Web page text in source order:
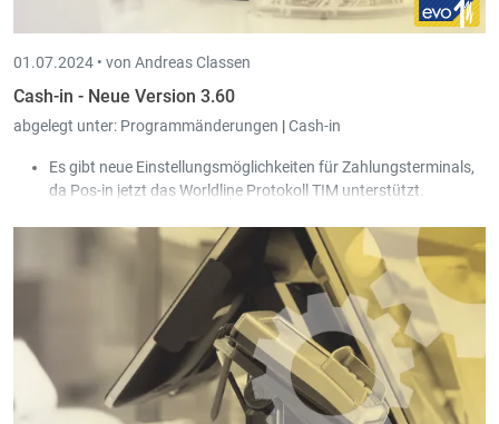
01.07.2024 • von Andreas Classen
Cash-in - Neue Version 3.60
abgelegt unter: Programmänderungen |Cash-in
Es gibt neue Einstellungsmöglichkeiten für Zahlungsterminals,
da Pos-in jetzt das Worldline Protokoll TIM unterstützt.